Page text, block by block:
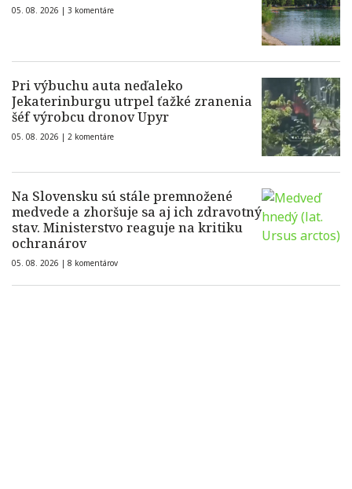
05. 08. 2026 | 3 komentáre
Pri výbuchu auta neďaleko
Jekaterinburgu utrpel ťažké zranenia
šéf výrobcu dronov Upyr
05. 08. 2026 | 2 komentáre
Na Slovensku sú stále premnožené
medvede a zhoršuje sa aj ich zdravotný
stav. Ministerstvo reaguje na kritiku
ochranárov
05. 08. 2026 | 8 komentárov